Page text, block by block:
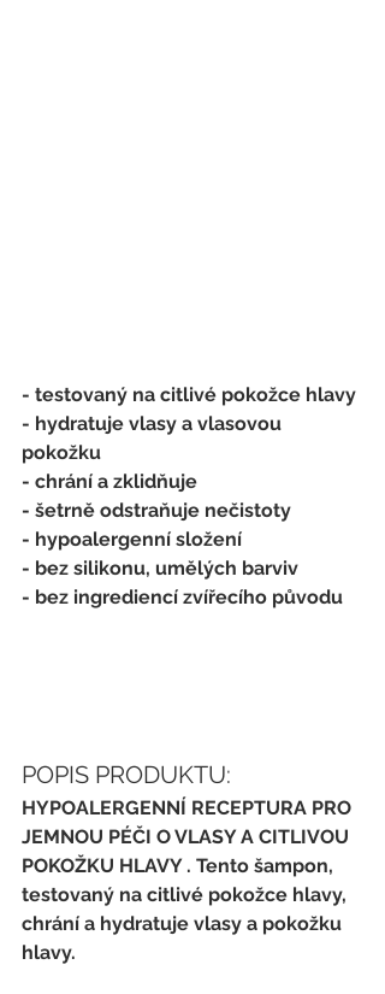
- testovaný na citlivé pokožce hlavy
- hydratuje vlasy a vlasovou
pokožku
- chrání a zklidňuje
- šetrně odstraňuje nečistoty
- hypoalergenní složení
- bez silikonu, umělých barviv
- bez ingrediencí zvířecího původu
POPIS PRODUKTU:
HYPOALERGENNÍ RECEPTURA PRO
JEMNOU PÉČI O VLASY A CITLIVOU
POKOŽKU HLAVY . Tento šampon,
testovaný na citlivé pokožce hlavy,
chrání a hydratuje vlasy a pokožku
hlavy.